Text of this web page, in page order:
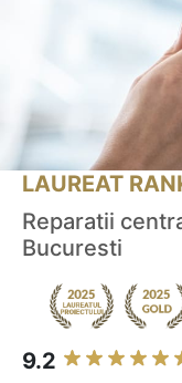
LAUREAT
Reparatii
Bucuresti
9.2